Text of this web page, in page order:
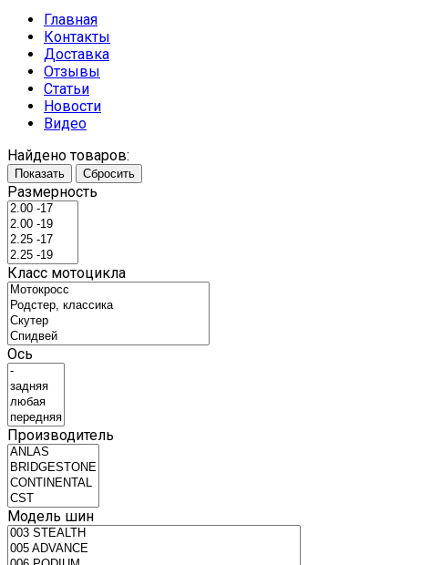
Главная
Контакты
Доставка
Отзывы
Статьи
Новости
Видео
Найдено товаров:
Показать Сбросить
Размерность
Класс мотоцикла
Ось
Производитель
Модель шин